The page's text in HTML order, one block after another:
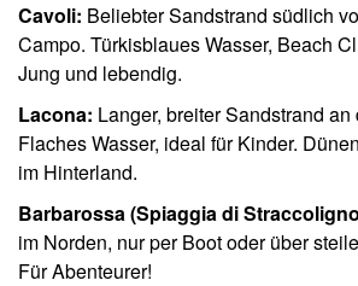
Cavoli: Beliebter Sandstrand südlich
Campo. Türkisblaues Wasser, Beach
Jung und lebendig.
Lacona: Langer, breiter Sandstrand an
Flaches Wasser, ideal für Kinder.
im Hinterland.
Barbarossa (Spiaggia di
im Norden, nur per Boot oder über
Für Abenteurer!